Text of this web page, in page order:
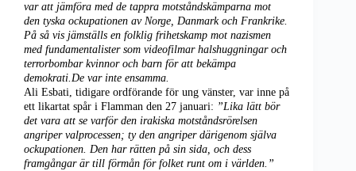
var att jämföra med de tappra motståndskämparna mot
den tyska ockupationen av Norge, Danmark och Frankrike.
På så vis jämställs en folklig frihetskamp mot nazismen
med fundamentalister som videofilmar halshuggningar och
terrorbombar kvinnor och barn för att bekämpa
demokrati.De var inte ensamma.
Ali Esbati, tidigare ordförande för ung vänster, var inne på
ett likartat spår i Flamman den 27 januari: ”Lika lätt bör
det vara att se varför den irakiska motståndsrörelsen
angriper valprocessen; ty den angriper därigenom själva
ockupationen. Den har rätten på sin sida, och dess
framgångar är till förmån för folket runt om i världen.”